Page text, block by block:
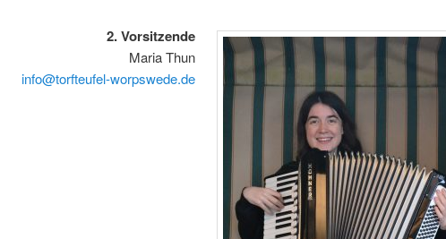
2. Vorsitzende
Maria Thun
info@torfteufel-worpswede.de